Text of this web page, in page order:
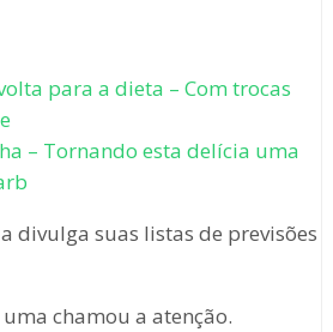
para a dieta – Com trocas
– Tornando esta delícia uma
divulga suas listas de previsões
chamou a atenção.